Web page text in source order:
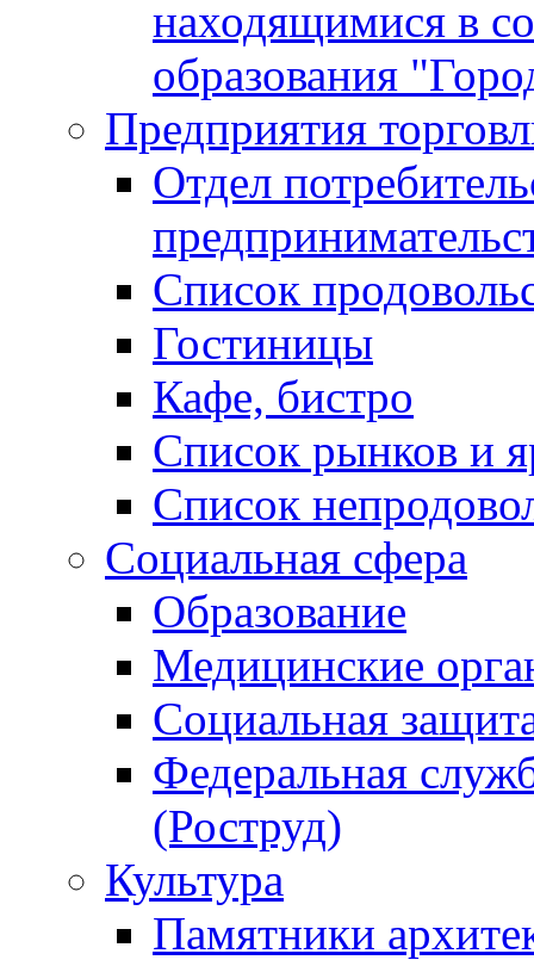
находящимися в
образования
Предприятия
Отдел
Список
Гостиницы
Кафе, бистро
Cписок рынков и
Список
Социальная сфера
Образование
Медицинские
Социальная
Федеральная
(Роструд)
Культура
Памятники